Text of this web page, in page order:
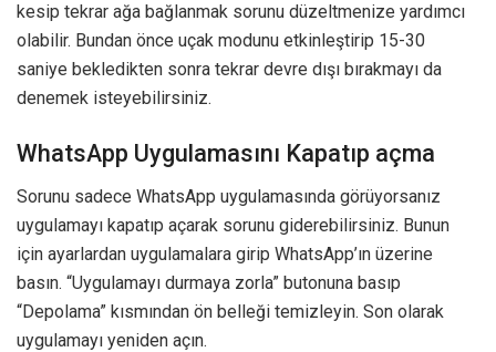
kesip tekrar ağa bağlanmak sorunu düzeltmenize yardımcı
olabilir. Bundan önce uçak modunu etkinleştirip 15-30
saniye bekledikten sonra tekrar devre dışı bırakmayı da
denemek isteyebilirsiniz.
WhatsApp Uygulamasını Kapatıp açma
Sorunu sadece WhatsApp uygulamasında görüyorsanız
uygulamayı kapatıp açarak sorunu giderebilirsiniz. Bunun
için ayarlardan uygulamalara girip WhatsApp’ın üzerine
basın. “Uygulamayı durmaya zorla” butonuna basıp
“Depolama” kısmından ön belleği temizleyin. Son olarak
uygulamayı yeniden açın.